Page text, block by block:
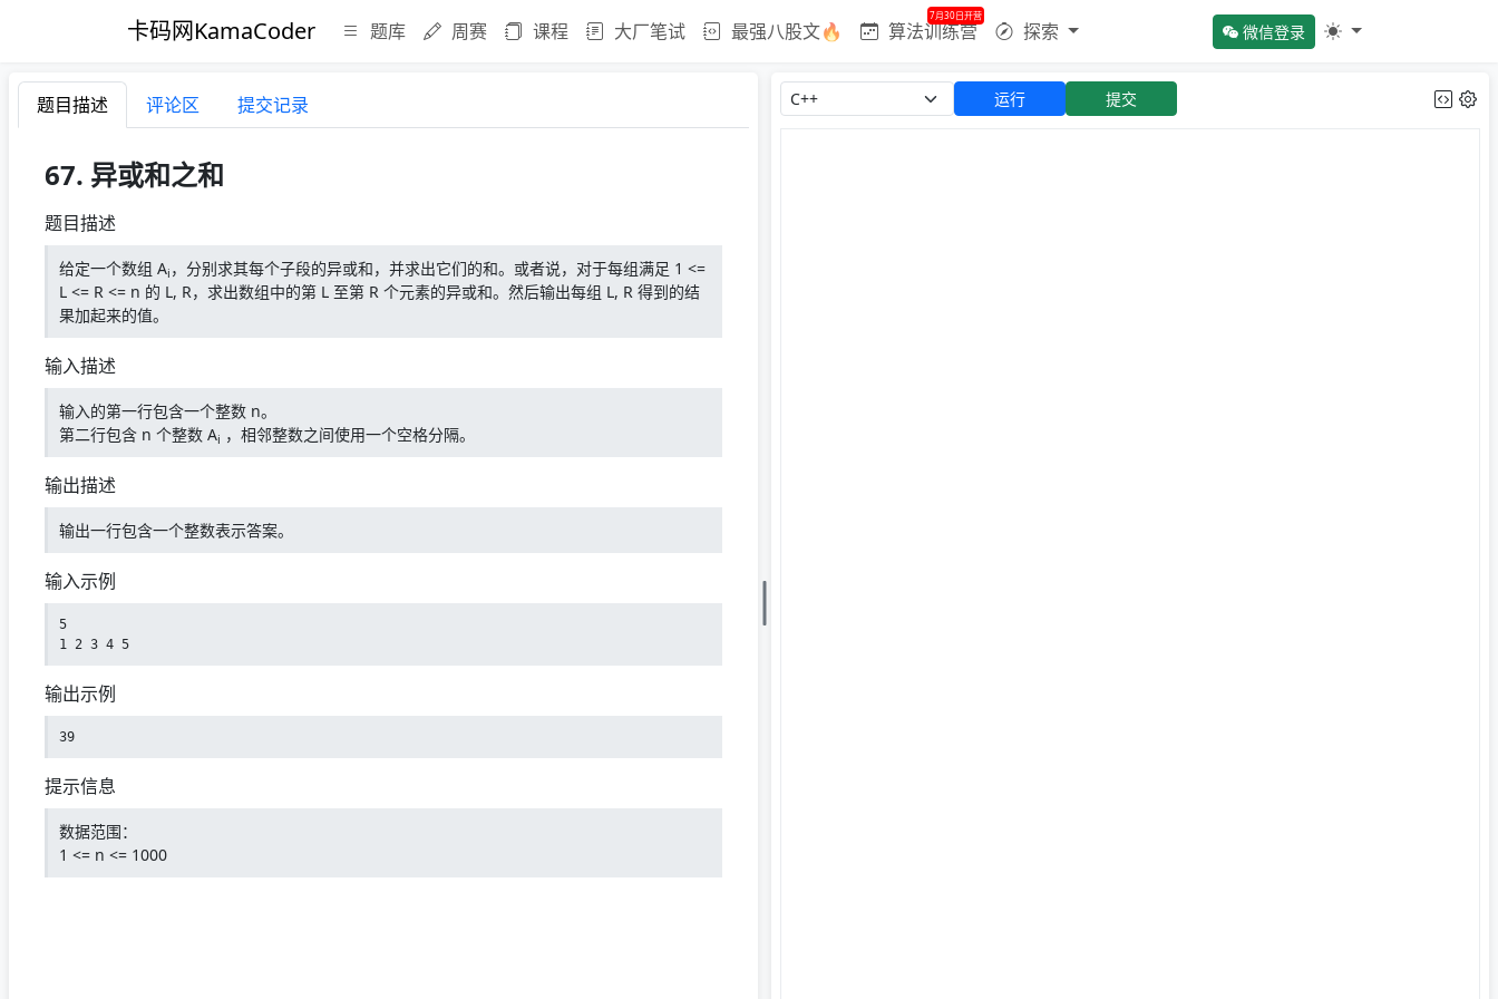
卡码网KamaCoder 题库 周赛 课程 大厂笔试 最强八股文🔥 算法训练营
7月30日开营
探索 微信登录
题目描述 评论区 提交记录
67. 异或和之和
题目描述
给定一个数组 Ai ，分别求其每个子段的异或和，并求出它们的和。或者说，对于每组满足 1 <=
L <= R <= n 的 L, R，求出数组中的第 L 至第 R 个元素的异或和。然后输出每组 L, R 得到的结
果加起来的值。
输入描述
输入的第一行包含一个整数 n。
第二行包含 n 个整数 Ai ，相邻整数之间使用一个空格分隔。
输出描述
输出一行包含一个整数表示答案。
输入示例
5
1 2 3 4 5
输出示例
39
提示信息
数据范围：
1 <= n <= 1000
运行 提交